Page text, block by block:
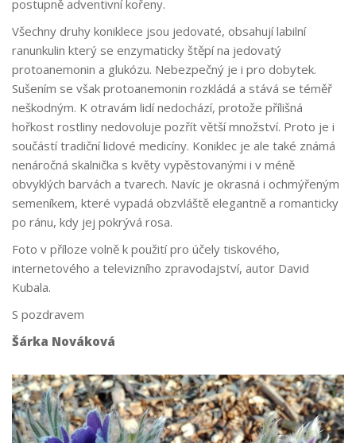
postupně adventivní kořeny.
Všechny druhy koniklece jsou jedovaté, obsahují labilní
ranunkulin který se enzymaticky štěpí na jedovatý
protoanemonin a glukózu. Nebezpečný je i pro dobytek.
Sušením se však protoanemonin rozkládá a stává se téměř
neškodným. K otravám lidí nedochází, protože přílišná
hořkost rostliny nedovoluje pozřít větší množství. Proto je i
součástí tradiční lidové medicíny. Koniklec je ale také známá
nenáročná skalnička s květy vypěstovanými i v méně
obvyklých barvách a tvarech. Navíc je okrasná i ochmýřeným
semeníkem, které vypadá obzvláště elegantně a romanticky
po ránu, kdy jej pokrývá rosa.
Foto v příloze volně k použití pro účely tiskového,
internetového a televizního zpravodajství, autor David
Kubala.
S pozdravem
Šárka Nováková